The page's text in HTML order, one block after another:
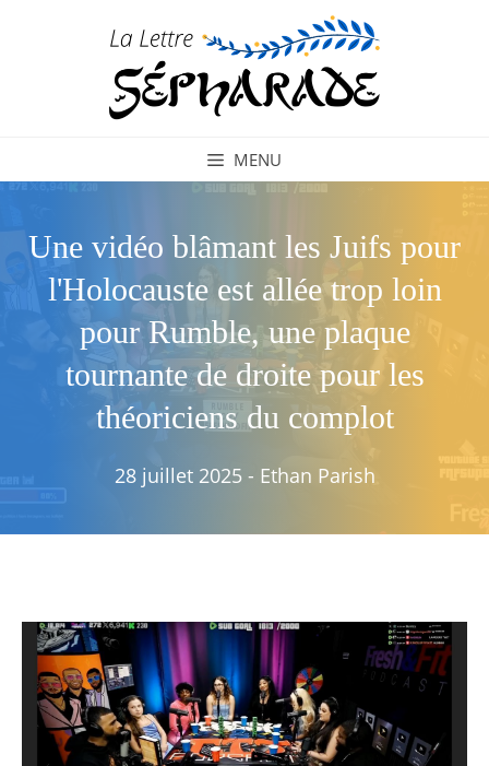
MENU
Une vidéo blâmant les Juifs pour
l'Holocauste est allée trop loin
pour Rumble, une plaque
tournante de droite pour les
théoriciens du complot
28 juillet 2025 - Ethan Parish